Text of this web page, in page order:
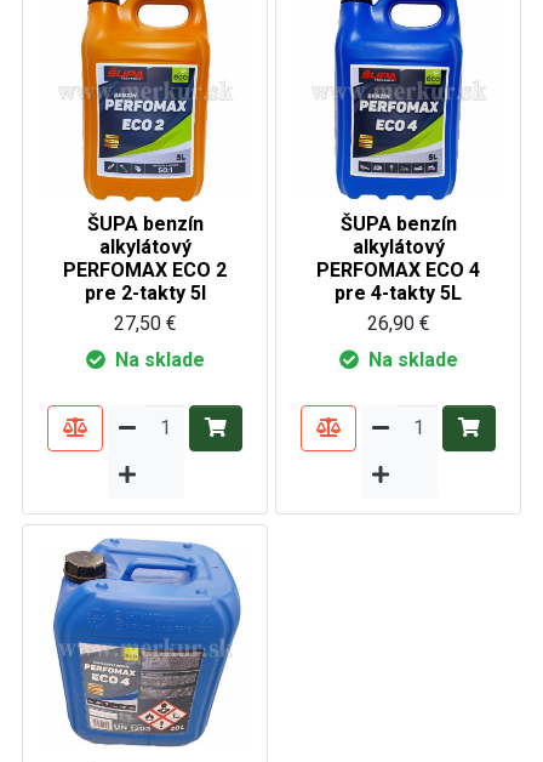
ŠUPA benzín
alkylátový
PERFOMAX ECO 2
pre 2-takty 5l
27,50 €
Na sklade
ŠUPA benzín
alkylátový
PERFOMAX ECO 4
pre 4-takty 5L
26,90 €
Na sklade